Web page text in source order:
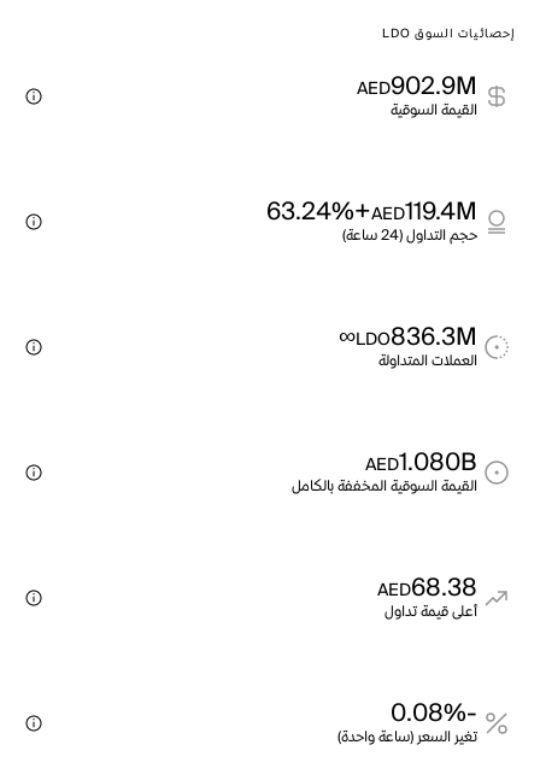
إحصائيات السوق LDO
902.9M
AED
القيمة السوقية
119.4M
AED
+63.24%
حجم التداول (24 ساعة)
836.3M
LDO
∞
العملات المتداولة
1.080B
AED
القيمة السوقية المخففة بالكامل
68.38
AED
أعلى قيمة تداول
-0.08%
تغير السعر (ساعة واحدة)